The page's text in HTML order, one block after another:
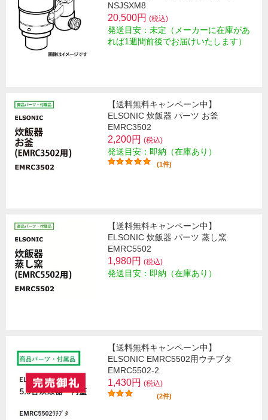
NSJSXM8
20,500円 (税込)
発送目安：未定（メーカーに在庫があ
れば1週間前後でお届けいたします）
【送料無料キャンペーン中】
ELSONIC 炊飯器 パーツ お釜
EMRC3502
2,200円 (税込)
発送目安：即納（在庫あり）
(1件)
【送料無料キャンペーン中】
ELSONIC 炊飯器 パーツ 蒸し窯
EMRC5502
1,980円 (税込)
発送目安：即納（在庫あり）
【送料無料キャンペーン中】
ELSONIC EMRC5502用ウチブタ
EMRC5502-2
1,430円 (税込)
(2件)